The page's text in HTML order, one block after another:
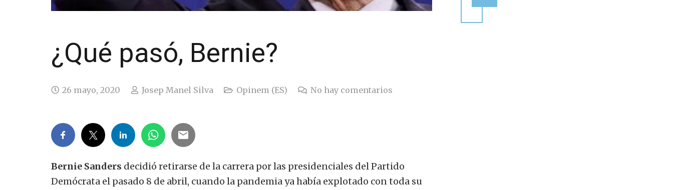
¿Qué pasó, Bernie?
26 mayo, 2020 Josep Manel Silva Opinem (ES) No hay comentarios
Bernie Sanders decidió retirarse de la carrera por las presidenciales del Partido
Demócrata el pasado 8 de abril, cuando la pandemia ya había explotado con toda su